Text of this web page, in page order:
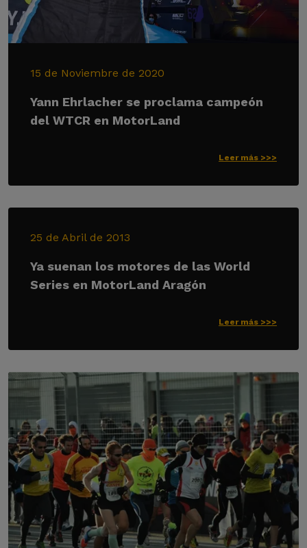
15 de Noviembre de 2020
Yann Ehrlacher se proclama campeón
del WTCR en MotorLand
Leer más >>>
25 de Abril de 2013
Ya suenan los motores de las World
Series en MotorLand Aragón
Leer más >>>